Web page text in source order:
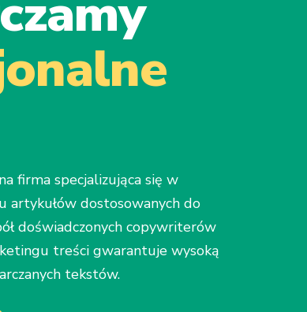
firma specjalizująca się w
artykułów dostosowanych do
doświadczonych copywriterów
treści gwarantuje wysoką
tekstów.